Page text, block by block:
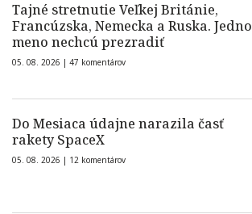
Tajné stretnutie Veľkej Británie,
Francúzska, Nemecka a Ruska. Jedno
meno nechcú prezradiť
05. 08. 2026 | 47 komentárov
Do Mesiaca údajne narazila časť
rakety SpaceX
05. 08. 2026 | 12 komentárov